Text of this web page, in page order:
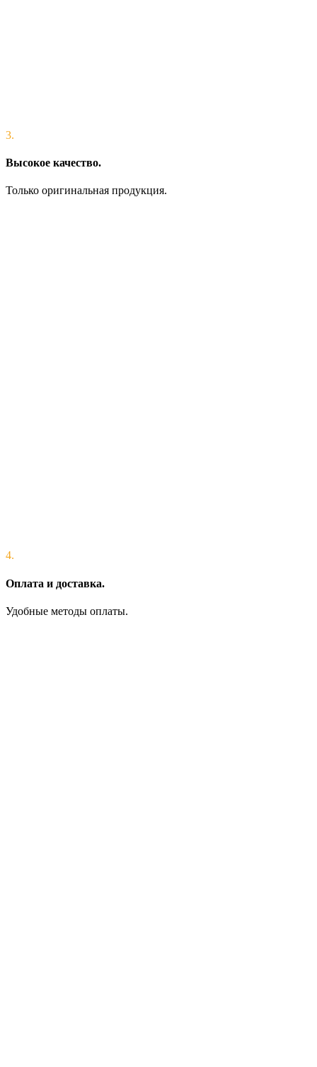
3.
Высокое качество.
Только оригинальная продукция.
4.
Оплата и доставка.
Удобные методы оплаты.